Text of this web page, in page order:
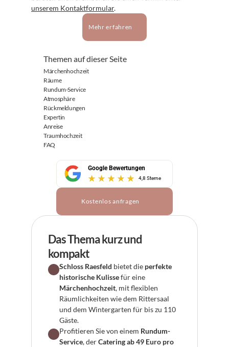
unserem Kontaktformular.
Mehr erfahren
Themen auf dieser Seite
Märchenhochzeit
Räume
Rundum-Service
Atmosphäre
Rückmeldungen
Expertin
Anreise
Traumhochzeit
FAQ
Google Bewertungen
4,8 Sterne
Kostenlos anfragen
Das Thema kurz und
kompakt
Schloss Raesfeld bietet die perfekte
historische Kulisse
Märchenhochzeit, mit flexiblen
Räumlichkeiten wie dem Rittersaal
und dem Wintergarten für bis zu 110
Gäste.
Profitieren Sie von einem Rundum-
Service, der Catering ab 49 Euro pro